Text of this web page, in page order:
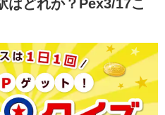
はどれか？Pex3/17こ